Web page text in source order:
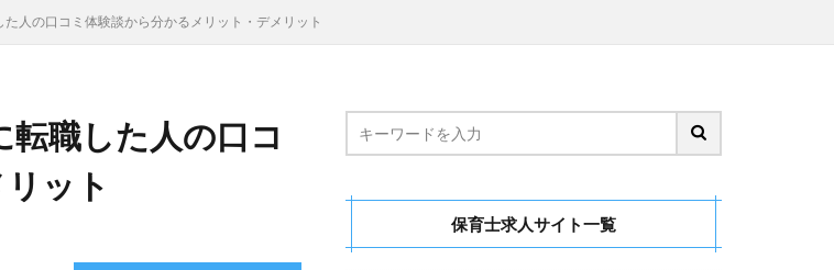
人の口コミ体験談から分かるメリット・デメリット
職した人の口コ
ット
保育士求人サイト一覧